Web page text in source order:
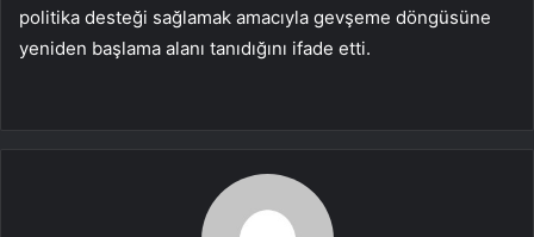
politika desteği sağlamak amacıyla gevşeme döngüsüne
yeniden başlama alanı tanıdığını ifade etti.